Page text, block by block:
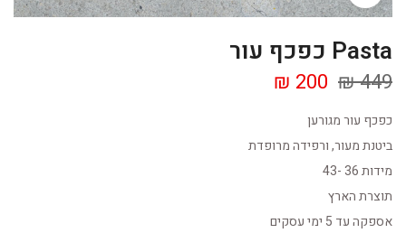
Pasta כפכף עור
449 ₪
200 ₪
כפכף עור מגורען
ביטנת מעור, ורפידה מרופדת
מידות 36 -43
תוצרת הארץ
אספקה עד 5 ימי עסקים